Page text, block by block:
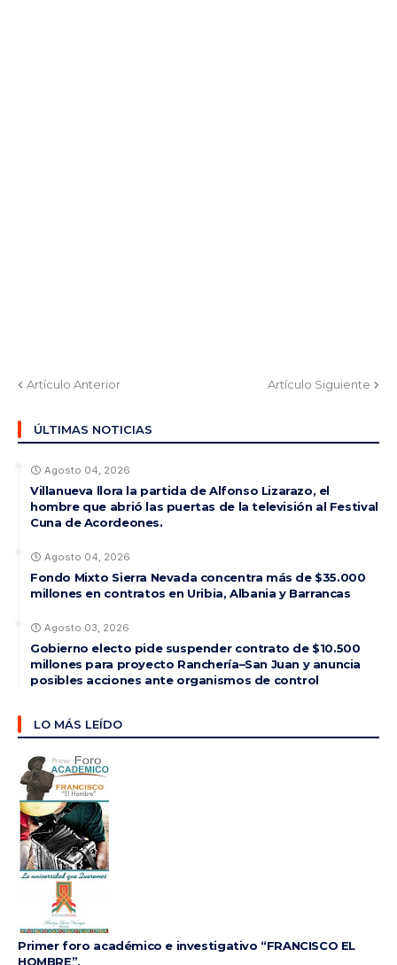
Artículo Anterior Artículo Siguiente
ÚLTIMAS NOTICIAS
Agosto 04, 2026
Villanueva llora la partida de Alfonso Lizarazo, el
hombre que abrió las puertas de la televisión al Festival
Cuna de Acordeones.
Agosto 04, 2026
Fondo Mixto Sierra Nevada concentra más de $35.000
millones en contratos en Uribia, Albania y Barrancas
Agosto 03, 2026
Gobierno electo pide suspender contrato de $10.500
millones para proyecto Ranchería–San Juan y anuncia
posibles acciones ante organismos de control
LO MÁS LEÍDO
Primer foro académico e investigativo “FRANCISCO EL
HOMBRE”,